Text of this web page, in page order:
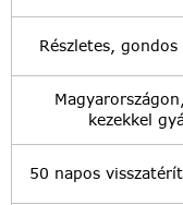
Részletes,
kezekkel
50 napos